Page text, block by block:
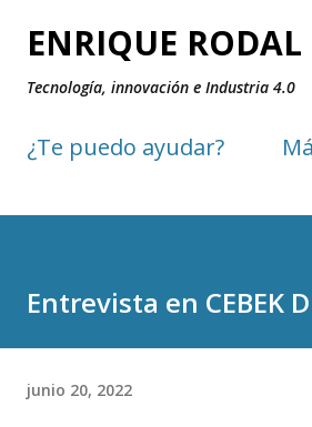
Ir al contenido
ENRIQUE RODAL
Tecnología, innovación e Industria 4.0
¿Te puedo ayudar?
Entrevista en CEBEK
junio 20, 2022